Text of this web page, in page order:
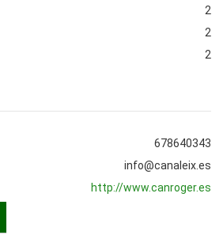
2
2
2
678640343
info@canaleix.es
http://www.canroger.es